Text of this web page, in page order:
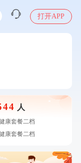
打开APP
人
水壶HJ1522
化体检套餐
体检套餐
体检套餐
装ES-YM601
康套餐二档
康套餐二档
生素矿物质片1.5g*60片*2